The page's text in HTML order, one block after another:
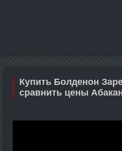
Купить Болденон
сравнить цены